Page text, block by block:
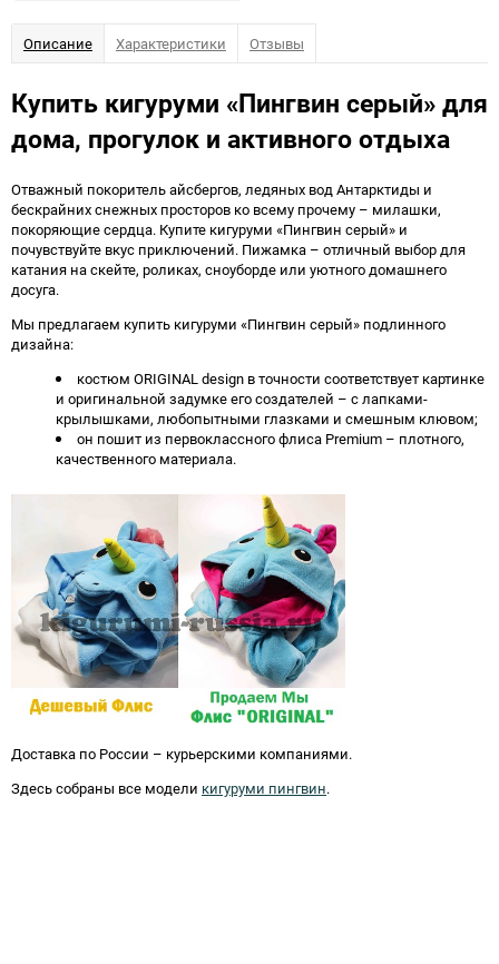
Описание Характеристики Отзывы
Купить кигуруми «Пингвин серый» для
дома, прогулок и активного отдыха
Отважный покоритель айсбергов, ледяных вод Антарктиды и
бескрайних снежных просторов ко всему прочему – милашки,
покоряющие сердца. Купите кигуруми «Пингвин серый» и
почувствуйте вкус приключений. Пижамка – отличный выбор для
катания на скейте, роликах, сноуборде или уютного домашнего
досуга.
Мы предлагаем купить кигуруми «Пингвин серый» подлинного
дизайна:
костюм ORIGINAL design в точности соответствует картинке
и оригинальной задумке его создателей – с лапками-
крылышками, любопытными глазками и смешным клювом;
он пошит из первоклассного флиса Premium – плотного,
качественного материала.
Доставка по России – курьерскими компаниями.
Здесь собраны все модели кигуруми пингвин.